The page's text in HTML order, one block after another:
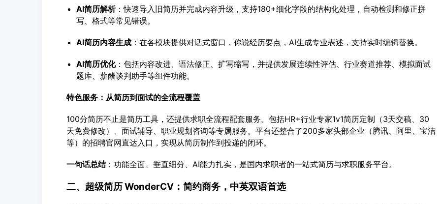
AI简历解析：快速导入旧简历并完成内容升级，支持180+细化字段的结构化处理，自动检测和修正拼
写、格式等常见错误。
AI简历内容生成：在各模块提供对话式窗口，你说经历要点，AI生成专业表述，支持实时编辑替换。
AI简历优化：包括内容改进、语法修正、扩写缩写，并提供发展连续性评估、行业赛道推荐、模拟面试
题库、薪酬谈判助手等组件功能。
特色服务：从简历到面试的全流程覆盖
100分简历不止是简历工具，还提供求职全流程配套服务。包括HR+行业专家1v1简历定制（3天交稿、30
天免费修改）、面试辅导、职业规划咨询等专属服务。平台还整合了200多家头部企业（腾讯、阿里、宝洁
等）的招聘官网直达入口，实现从简历制作到投递的闭环。
一句话总结：功能全面、垂直细分、AI能力扎实，是国内求职者的一站式简历与求职服务平台。
二、超级简历 WonderCV：简约商务，中英双语首选